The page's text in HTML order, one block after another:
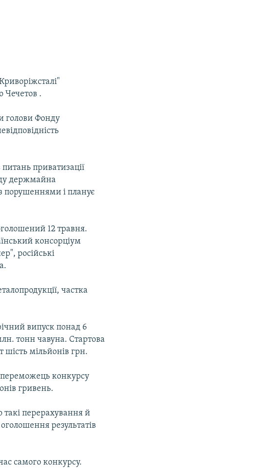
Чечетов .
голови Фонду
питань приватизації
держмайна
порушеннями і планує
12 травня.
консорціум
російські
частка
випуск понад 6
тонн чавуна. Стартова
шість мільйонів грн.
конкурсу
гривень.
такі перерахування й
результатів
самого конкурсу.